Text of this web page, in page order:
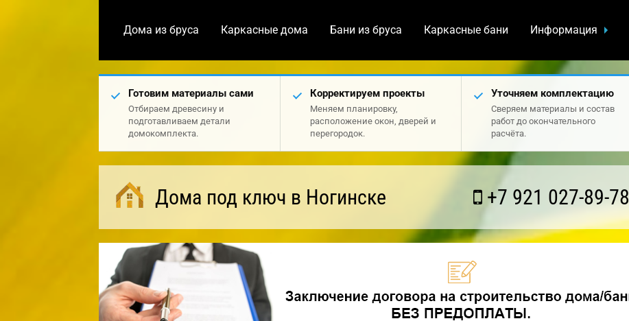
Дома из бруса Каркасные дома Бани из бруса Каркасные бани Информация
Готовим материалы сами
Отбираем древесину и
подготавливаем детали
домокомплекта.
Корректируем проекты
Меняем планировку,
расположение окон, дверей и
перегородок.
Уточняем комплектацию
Сверяем материалы и состав
работ до окончательного
расчёта.
Дома под ключ в Ногинске +7 921 027-89-78